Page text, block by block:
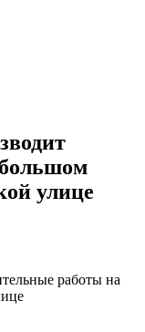
улице
работы на